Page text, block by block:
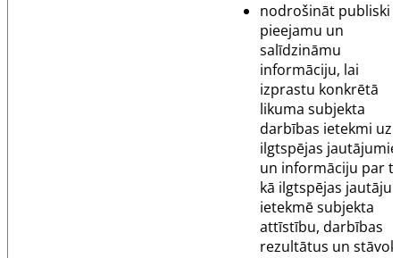
nodrošināt publiski
pieejamu un
salīdzināmu
informāciju, lai
izprastu konkrētā
likuma subjekta
darbības ietekmi uz
ilgtspējas
un informāciju par
kā ilgtspējas
ietekmē subjekta
attīstību, darbības
rezultātus un